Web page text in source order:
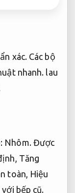
xác. Các bộ
nhanh. lau
: Nhôm. Được
Tăng
toàn, Hiệu
bếp cũ.